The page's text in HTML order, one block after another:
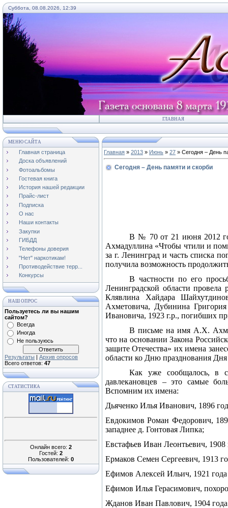
Суббота, 08.08.2026, 12:39
ГЛАВНАЯ
МЕНЮ САЙТА
Главная страница
Доска объявлений
Фотоальбомы
Гостевая книга
История нашей редакции
Прайс-лист
Подписка
О нас
Наши контакты
Закупки
ГИБДД
Телефоны доверия
"Нет" наркотикам!
Противодействие терр...
Конкурсы
НАШ ОПРОС
Пользуетесь ли вы нашим
сайтом?
Всегда
Иногда
Не пользуюсь
Результаты | Архив опросов
Всего ответов: 47
СТАТИСТИКА
Онлайн всего: 2
Гостей: 2
Пользователей: 0
Главная » 2013 » Июнь » 27 » Сегодня – День
Сегодня – День памяти и скорби
В № 70 от 21 июня 2012
Ахмадуллина «Чтобы чтили и
за г. Ленинград и часть списка
получила возможность
В частности по его
Ленинградской области
Клявлина Хайдара
Ахметовича, Дубинина
Ивановича, 1923 г.р., погибших
В письме на имя А.Х.
что на основании Закона
защите Отечества» их имена
области ко Дню празднования
Как уже сообщалось, в
давлекановцев – это самые
Вспомним их имена:
Дьяченко Илья Иванович, 1896
Евдокимов Роман Федорович,
западнее д. Гонтовая Липка;
Евстафьев Иван Леонтьевич,
Ермаков Семен Сергеевич, 1913
Ефимов Алексей Ильич, 1921
Ефимов Илья Герасимович,
Жданов Иван Павлович, 1904